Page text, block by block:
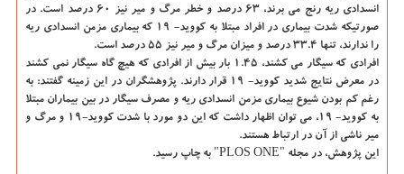
انسدادی ریه رنج می برند، ۶۳ درصد و خطر مرگ و میر نیز ۶۰ درصد است. در
صورتیکه شدت بیماری در افراد مبتلا به کووید- ۱۹ که بیماری مزمن انسدادی ریه
را ندارند، تنها ۳۳.۴ درصد و میزان مرگ و میر نیز ۵۵ درصد است.
افرادی که سیگار می کشند، ۱.۴۵ بار بیش از افرادی که هیچ گاه سیگار نمی کشند
در معرض نتایج شدید کووید- ۱۹ قرار دارند. پژوهشگران در این زمینه گفتند: به
رغم کم بودن شیوع بیماری مزمن انسدادی ریه و مصرف سیگار در بین بیماران مبتلا
به کووید- ۱۹، می توان اظهار داشت که این دو مورد با شدت کووید-۱۹ و مرگ و
میر ناشی از آن در ارتباط هستند.
این پژوهش، در مجله "PLOS ONE" به چاپ رسید.